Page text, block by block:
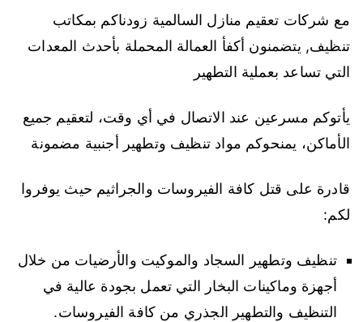
مع شركات تعقيم منازل السالمية زودناكم بمكاتب
تنظيف, يتضمنون أكفأ العمالة المحملة بأحدث المعدات
التي تساعد بعملية التطهير
يأتوكم مسرعين عند الاتصال في أي وقت، لتعقيم جميع
الأماكن، يمنحوكم مواد تنظيف وتطهير أجنبية مضمونة
قادرة على قتل كافة الفيروسات والجراثيم حيث يوفروا
لكم:
تنظيف وتطهير السجاد والموكيت والأرضيات من خلال
أجهزة وماكينات البخار التي تعمل بجودة عالية في
التنظيف والتطهير الجذري من كافة الفيروسات.